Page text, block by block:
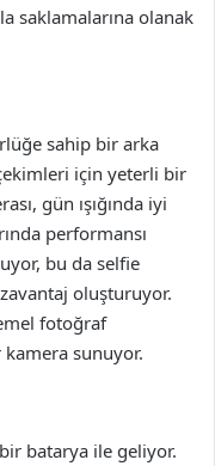
saklamalarına olanak
sahip bir arka
için yeterli bir
gün ışığında iyi
performansı
bu da selfie
oluşturuyor.
fotoğraf
kamera sunuyor.
batarya ile geliyor.